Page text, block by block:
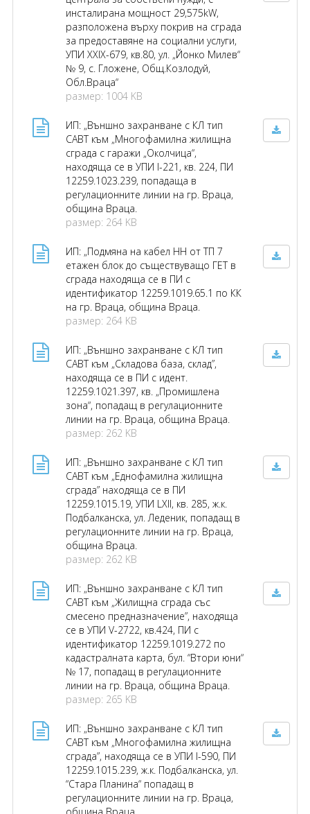
инсталирана мощност 29,575kW,
разположена върху покрив на сграда
за предоставяне на социални услуги,
УПИ XXIX-679, кв.80, ул. „Йонко Милев“
№ 9, с. Гложене, Общ.Козлодуй,
Обл.Враца“
размер: 1004 KB
ИП: „Външно захранване с КЛ тип
САВТ към „Многофамилна жилищна
сграда с гаражи „Околчица“,
находяща се в УПИ I-221, кв. 224, ПИ
12259.1023.239, попадаща в
регулационните линии на гр. Враца,
община Враца.
размер: 264 KB
ИП: „Подмяна на кабел НН от ТП 7
етажен блок до съществуващо ГЕТ в
сграда находяща се в ПИ с
идентификатор 12259.1019.65.1 по КК
на гр. Враца, община Враца.
размер: 264 KB
ИП: „Външно захранване с КЛ тип
САВТ към „Складова база, склад”,
находяща се в ПИ с идент.
12259.1021.397, кв. „Промишлена
зона“, попадащ в регулационните
линии на гр. Враца, община Враца.
размер: 262 KB
ИП: „Външно захранване с КЛ тип
САВТ към „Еднофамилна жилищна
сграда” находяща се в ПИ
12259.1015.19, УПИ LXII, кв. 285, ж.к.
Подбалканска, ул. Леденик, попадащ в
регулационните линии на гр. Враца,
община Враца.
размер: 262 KB
ИП: „Външно захранване с КЛ тип
САВТ към „Жилищна сграда със
смесено предназначение”, находяща
се в УПИ V-2722, кв.424, ПИ с
идентификатор 12259.1019.272 по
кадастралната карта, бул. “Втори юни“
№ 17, попадащ в регулационните
линии на гр. Враца, община Враца.
размер: 265 KB
ИП: „Външно захранване с КЛ тип
САВТ към „Многофамилна жилищна
сграда”, находяща се в УПИ I-590, ПИ
12259.1015.239, ж.к. Подбалканска, ул.
“Стара Планина“ попадащ в
регулационните линии на гр. Враца,
община Враца.